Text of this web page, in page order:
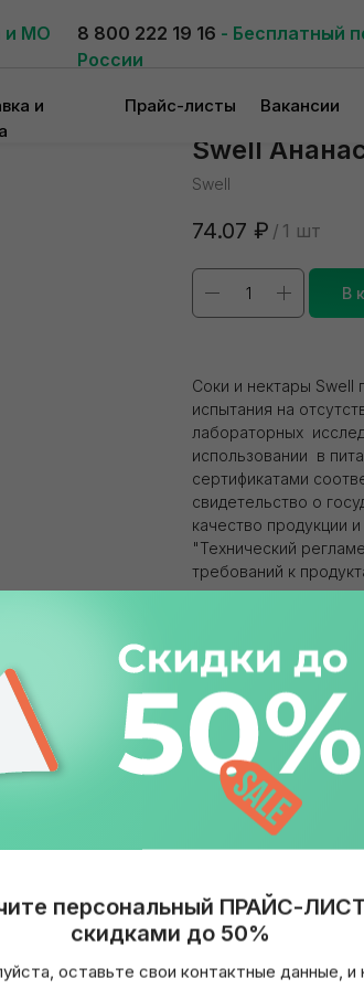
и МО 8 800 222 19 16 - Бесплатный
России
и
Прайс-листы Вакансии
Swell
Swell
74.07 ₽ / 1 шт
В
Соки и нектары
испытания на
лабораторных
использовании в
сертификатами
свидетельство о
качество продукции
"Технический
требований к
Объем: 250 мл
Упаковка: Бутылка
Страна: Россия
персональный ПРАЙС-
скидками до 50%
оставьте свои контактные данные, и